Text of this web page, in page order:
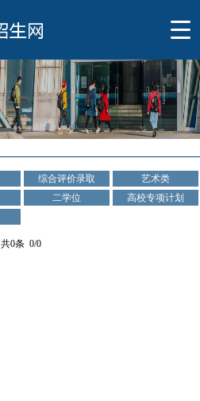
综合评价录取
艺术类
二学位
高校专项计划
共0条 0/0